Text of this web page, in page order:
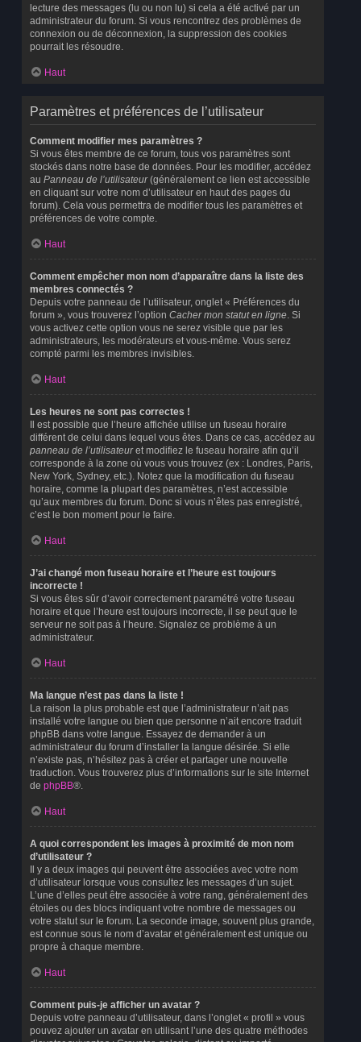
lecture des messages (lu ou non lu) si cela a été activé par un
administrateur du forum. Si vous rencontrez des problèmes de
connexion ou de déconnexion, la suppression des cookies
pourrait les résoudre.
Haut
Paramètres et préférences de l’utilisateur
Comment modifier mes paramètres ?
Si vous êtes membre de ce forum, tous vos paramètres sont
stockés dans notre base de données. Pour les modifier, accédez
au Panneau de l’utilisateur(généralement ce lien est accessible
en cliquant sur votre nom d’utilisateur en haut des pages du
forum). Cela vous permettra de modifier tous les paramètres et
préférences de votre compte.
Haut
Comment empêcher mon nom d’apparaître dans la liste des
membres connectés ?
Depuis votre panneau de l’utilisateur, onglet « Préférences du
forum », vous trouverez l’option Cacher mon statut en ligne. Si
vous activez cette option vous ne serez visible que par les
administrateurs, les modérateurs et vous-même. Vous serez
compté parmi les membres invisibles.
Haut
Les heures ne sont pas correctes !
Il est possible que l’heure affichée utilise un fuseau horaire
différent de celui dans lequel vous êtes. Dans ce cas, accédez au
panneau de l’utilisateuret modifiez le fuseau horaire afin qu’il
corresponde à la zone où vous vous trouvez (ex : Londres, Paris,
New York, Sydney, etc.). Notez que la modification du fuseau
horaire, comme la plupart des paramètres, n’est accessible
qu’aux membres du forum. Donc si vous n’êtes pas enregistré,
c’est le bon moment pour le faire.
Haut
J’ai changé mon fuseau horaire et l’heure est toujours
incorrecte !
Si vous êtes sûr d’avoir correctement paramétré votre fuseau
horaire et que l’heure est toujours incorrecte, il se peut que le
serveur ne soit pas à l’heure. Signalez ce problème à un
administrateur.
Haut
Ma langue n’est pas dans la liste !
La raison la plus probable est que l’administrateur n’ait pas
installé votre langue ou bien que personne n’ait encore traduit
phpBB dans votre langue. Essayez de demander à un
administrateur du forum d’installer la langue désirée. Si elle
n’existe pas, n’hésitez pas à créer et partager une nouvelle
traduction. Vous trouverez plus d’informations sur le site Internet
de phpBB®.
Haut
A quoi correspondent les images à proximité de mon nom
d’utilisateur ?
Il y a deux images qui peuvent être associées avec votre nom
d’utilisateur lorsque vous consultez les messages d’un sujet.
L’une d’elles peut être associée à votre rang, généralement des
étoiles ou des blocs indiquant votre nombre de messages ou
votre statut sur le forum. La seconde image, souvent plus grande,
est connue sous le nom d’avatar et généralement est unique ou
propre à chaque membre.
Haut
Comment puis-je afficher un avatar ?
Depuis votre panneau d’utilisateur, dans l’onglet « profil » vous
pouvez ajouter un avatar en utilisant l’une des quatre méthodes